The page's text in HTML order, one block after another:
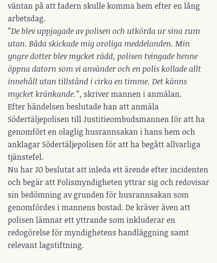
väntan på att fadern skulle komma hem efter en lång
arbetsdag.
”De blev uppjagade av polisen och utkörda ur sina rum
utan. Båda skickade mig oroliga meddelanden. Min
yngre dotter blev mycket rädd, polisen tvingade henne
öppna datorn som vi använder och en polis kollade allt
innehåll utan tillstånd i cirka en timme. Det känns
mycket kränkande.”, skriver mannen i anmälan.
Efter händelsen beslutade han att anmäla
Södertäljepolisen till Justitieombudsmannen för att ha
genomfört en olaglig husrannsakan i hans hem och
anklagar Södertäljepolisen för att ha begått allvarliga
tjänstefel.
Nu har JO beslutat att inleda ett ärende efter incidenten
och begär att Polismyndigheten yttrar sig och redovisar
sin bedömning av grunden för husrannsakan som
genomfördes i mannens bostad. De kräver även att
polisen lämnar ett yttrande som inkluderar en
redogörelse för myndighetens handläggning samt
relevant lagstiftning.